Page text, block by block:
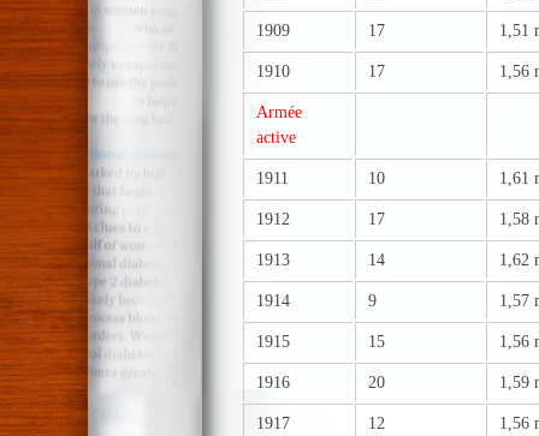
1909 17 1,51
1910 17 1,56
Armée
active
1911 10 1,61
1912 17 1,58
1913 14 1,62
1914 9 1,57
1915 15 1,56
1916 20 1,59
1917 12 1,56